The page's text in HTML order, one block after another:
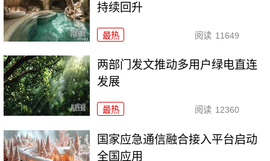
持续回升
最热 阅读 11649
两部门发文推动多用户绿电直连
发展
最热 阅读 12360
国家应急通信融合接入平台启动
全国应用